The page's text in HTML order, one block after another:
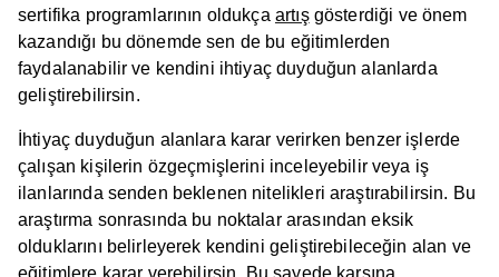
sertifika programlarının oldukça artışgösterdiği ve önem
kazandığı bu dönemde sen de bu eğitimlerden
faydalanabilir ve kendini ihtiyaç duyduğun alanlarda
geliştirebilirsin.
İhtiyaç duyduğun alanlara karar verirken benzer işlerde
çalışan kişilerin özgeçmişlerini inceleyebilir veya iş
ilanlarında senden beklenen nitelikleri araştırabilirsin. Bu
araştırma sonrasında bu noktalar arasından eksik
olduklarını belirleyerek kendini geliştirebileceğin alan ve